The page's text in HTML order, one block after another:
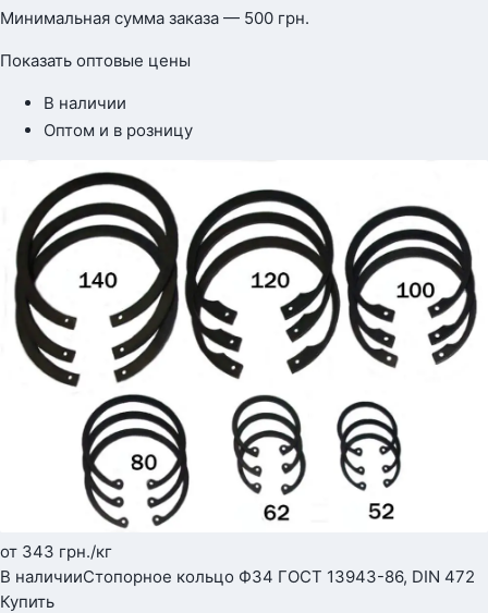
Минимальная сумма заказа — 500 грн.
Показать оптовые цены
В наличии
Оптом и в розницу
от 343 грн./кг
В наличииСтопорное кольцо Ф34 ГОСТ 13943-86, DIN 472
Купить